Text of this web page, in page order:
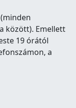
között). Emellett
19 órától
a